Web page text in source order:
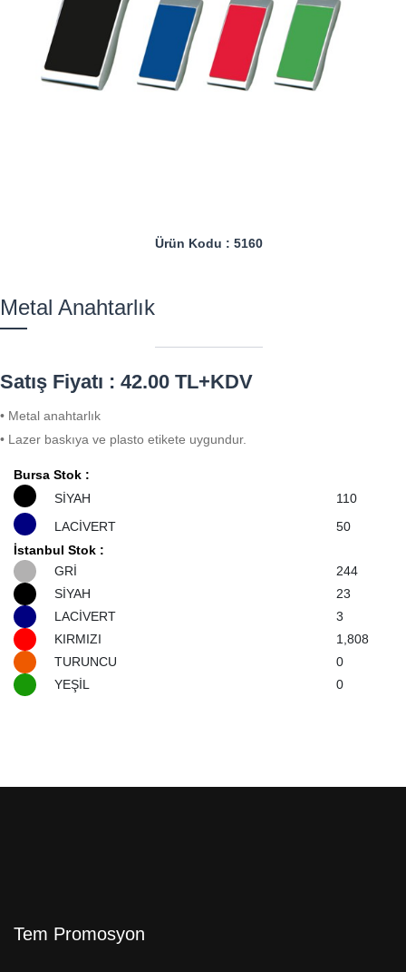
Metal Anahtarlık
Ürün Kodu : 5160
Satış Fiyatı : 42.00 TL+KDV
• Metal anahtarlık
• Lazer baskıya ve plasto etikete uygundur.
Bursa Stok :
SİYAH
110
LACİVERT
50
İstanbul Stok :
GRİ
244
SİYAH
23
LACİVERT
3
KIRMIZI
1,808
TURUNCU
0
YEŞİL
0
Tem Promosyon